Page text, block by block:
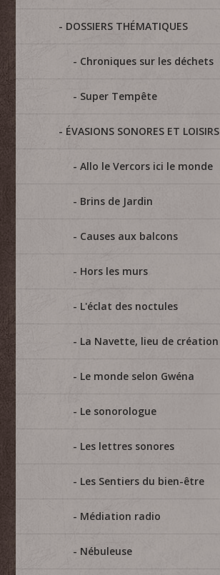
DOSSIERS THÉMATIQUES
Chroniques sur les déchets
Super Tempête
ÉVASIONS SONORES ET LOISIRS
Allo le Vercors ici le monde
Brins de Jardin
Causes aux balcons
Hors les murs
L'éclat des noctules
La Navette, lieu de création
Le monde selon Gwéna
Le sonorologue
Les lettres sonores
Les Sentiers du bien-être
Médiation radio
Nébuleuse